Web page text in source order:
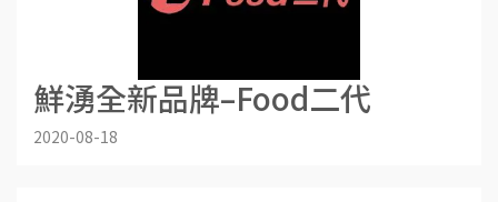
鮮湧全新品牌–Food二代
2020-08-18